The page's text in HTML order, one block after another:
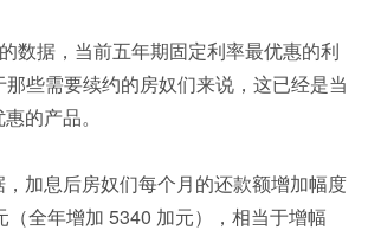
数据，当前五年期固定利率最优惠的利
些需要续约的房奴们来说，这已经是当
的产品。
加息后房奴们每个月的还款额增加幅度
（全年增加 5340 加元），相当于增幅